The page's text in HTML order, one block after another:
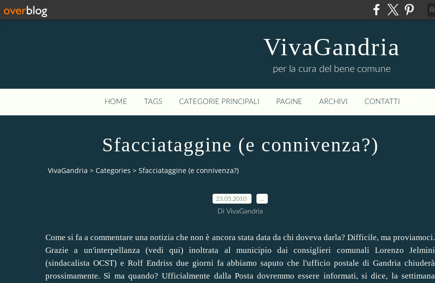
VivaGandria
per la cura del bene comune
HOME TAGS CATEGORIE PRINCIPALI PAGINE ARCHIVI CONTATTI
Sfacciataggine (e connivenza?)
VivaGandria > Categories > Sfacciataggine (e connivenza?)
23.05.2010
Di VivaGandria
Come si fa a commentare una notizia che non è ancora stata data da chi doveva darla? Difficile, ma proviamoci.
Grazie a un'interpellanza (vedi qui) inoltrata al municipio dai consiglieri comunali Lorenzo Jelmini
(sindacalista OCST) e Rolf Endriss due giorni fa abbiamo saputo che l'ufficio postale di Gandria chiuderà
prossimamente. Sì ma quando? Ufficialmente dalla Posta dovremmo essere informati, si dice, la settimana